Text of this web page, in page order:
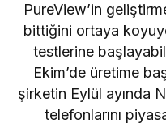
PureView’in
bittiğini ortaya
testlerine
Ekim’de üretime
şirketin Eylül ayında
telefonlarını